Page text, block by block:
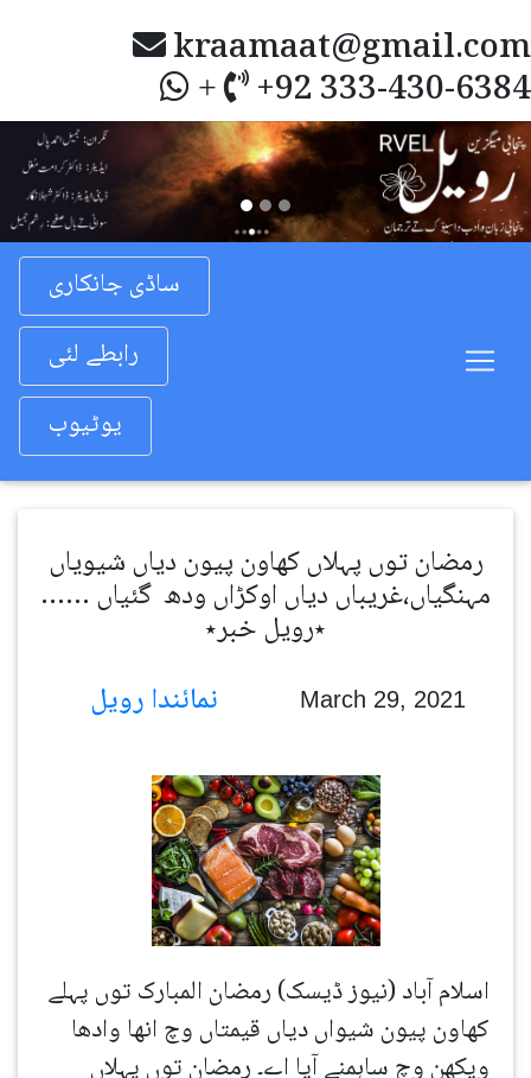
kraamaat@gmail.com
+ +92 333-430-6384
Previous
ساڈی جانکاری
رابطے لئی
یوٹیوب
رمضان توں پہلاں کھاون پیون دیاں شیویاں
مہنگیاں،غریباں دیاں اوکڑاں ودھ گئیاں ……
٭رویل خبر٭
March 29, 2021
اسلام آباد (نیوز ڈیسک) رمضان المبارک توں پہلے
کھاون پیون شیواں دیاں قیمتاں وچ انھا وادھا